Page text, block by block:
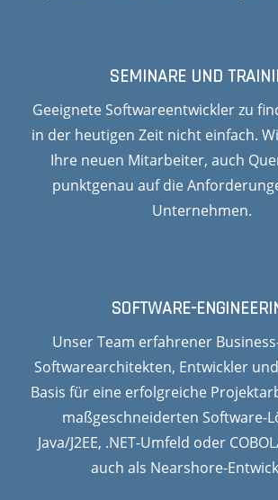
SEMINARE UND
Geeignete Softwareentwickler zu
in der heutigen Zeit nicht einfach.
Ihre neuen Mitarbeiter, auch
punktgenau auf die
Unternehmen.
SOFTWARE-
Unser Team erfahrener
Softwarearchitekten, Entwickler
Basis für eine erfolgreiche
maßgeschneiderten Software-
Java/J2EE, .NET-Umfeld oder
auch als Nearshore-